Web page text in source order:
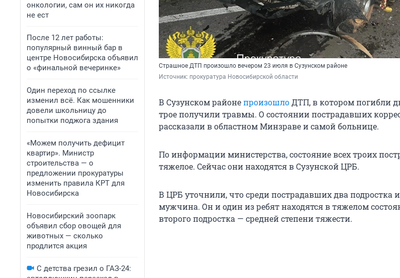
онкологии, сам он их никогда
не ест
После 12 лет работы:
популярный винный бар в
центре Новосибирска объявил
о «финальной вечеринке»
Один переход по ссылке
изменил всё. Как мошенники
довели школьницу до
попытки поджога здания
«Можем получить дефицит
квартир». Министр
строительства — о
предложении прокуратуры
изменить правила КРТ для
Новосибирска
Новосибирский зоопарк
объявил сбор овощей для
животных — сколько
продлится акция
С детства грезил о ГАЗ-24:
Страшное ДТП произошло вечером 23 июля в Сузунском районе
Источник: прокуратура Новосибирской области
В Сузунском районепроизошлоДТП, в котором погибли
трое получили травмы. О состоянии пострадавших
рассказали в областном Минзраве и самой больнице.
По информации министерства, состояние всех троих
тяжелое. Сейчас они находятся в Сузунской ЦРБ.
В ЦРБ уточнили, что среди пострадавших два подростка
мужчина. Он и один из ребят находятся в тяжелом
второго подростка — средней степени тяжести.